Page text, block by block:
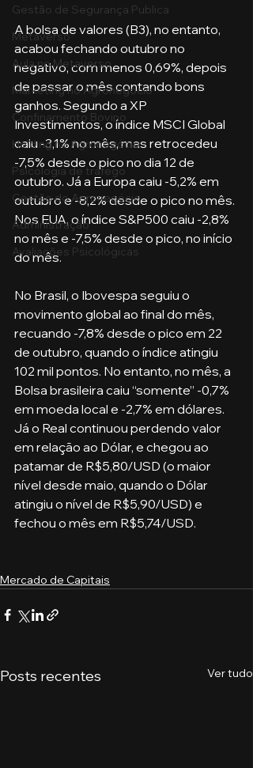
Gestão de Segurança Publica
Metaverso
Aula no Metaverso
Marketing no Agronegócio
Confinamento Bovino
Holding no Agronegócio
Psicologia de tráfego
Gestão do Agronegócio
Administração
Avaliações Psicológicas
A bolsa de valores (B3), no entanto,
acabou fechando outubro no
negativo, com menos 0,69%, depois
de passar o mês contando bons
ganhos. Segundo a XP
Investimentos, o índice MSCI Global
caiu -3,1% no mês, mas retrocedeu
-7,5% desde o pico no dia 12 de
outubro. Já a Europa caiu -5,2% em
outubro e -8,2% desde o pico no mês.
Nos EUA, o índice S&P500 caiu -2,8%
no mês e -7,5% desde o pico, no início
do mês.
No Brasil, o Ibovespa seguiu o
movimento global ao final do mês,
recuando -7,8% desde o pico em 22
de outubro, quando o índice atingiu
102 mil pontos. No entanto, no mês, a
Bolsa brasileira caiu “somente” -0,7%
em moeda local e -2,7% em dólares.
Já o Real continuou perdendo valor
em relação ao Dólar, e chegou ao
patamar de R$5,80/USD (o maior
nível desde maio, quando o Dólar
atingiu o nível de R$5,90/USD) e
fechou o mês em R$5,74/USD.
Mercado de Capitais
Posts recentes Ver tudo